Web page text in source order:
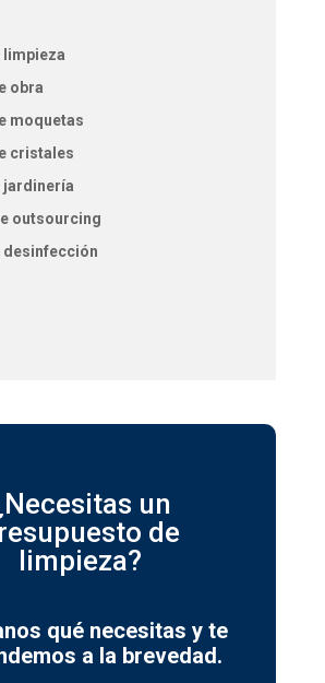
limpieza
obra
moquetas
cristales
jardinería
outsourcing
desinfección
un
de
limpieza?
qué necesitas y te
a la brevedad.